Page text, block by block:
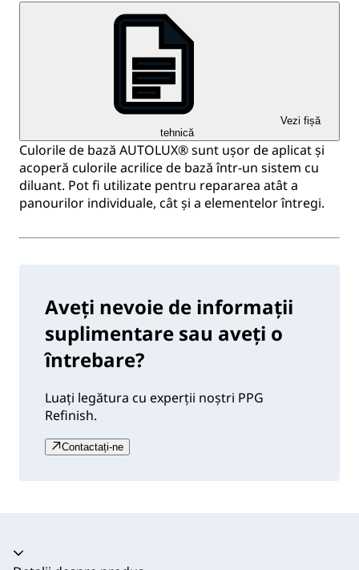
Vezi fișă
tehnică
Culorile de bază AUTOLUX® sunt ușor de aplicat și
acoperă culorile acrilice de bază într-un sistem cu
diluant. Pot fi utilizate pentru repararea atât a
panourilor individuale, cât și a elementelor întregi.
Aveți nevoie de informații
suplimentare sau aveți o
întrebare?
Luați legătura cu experții noștri PPG
Refinish.
Contactați-ne
Acordeon prăbușit